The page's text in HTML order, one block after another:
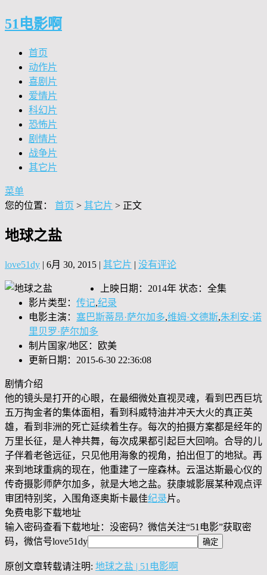
51电影啊
首页
动作片
喜剧片
爱情片
科幻片
恐怖片
剧情片
战争片
其它片
菜单
您的位置： 首页 > 其它片 > 正文
地球之盐
love51dy | 6月 30, 2015 | 其它片 | 没有评论
上映日期：2014年 状态：全集
影片类型： 传记,纪录
电影主演： 塞巴斯蒂昂·萨尔加多,维姆·文德斯,朱利安·诺
里贝罗·萨尔加多
制片国家/地区：欧美
更新日期：2015-6-30 22:36:08
剧情介绍
他的镜头是打开的心眼，在最细微处直视灵魂，看到巴西巨坑
五万掏金者的集体面相，看到科威特油井冲天大火的真正英
雄，看到非洲的死亡延续着生存。每次的拍摄方案都是经年的
万里长征，是人神共舞，每次成果都引起巨大回响。合导的儿
子伴着老爸远征，只见他用海象的视角，拍出但丁的地狱。再
来到地球重病的现在，他重建了一座森林。云温达斯最心仪的
传奇摄影师萨尔加多，就是大地之盐。获康城影展某种观点评
审团特别奖，入围角逐奥斯卡最佳纪录片。
免费电影下载地址
输入密码查看下载地址：没密码？微信关注“51电影”获取密
码，微信号love51dy
原创文章转载请注明: 地球之盐 | 51电影啊